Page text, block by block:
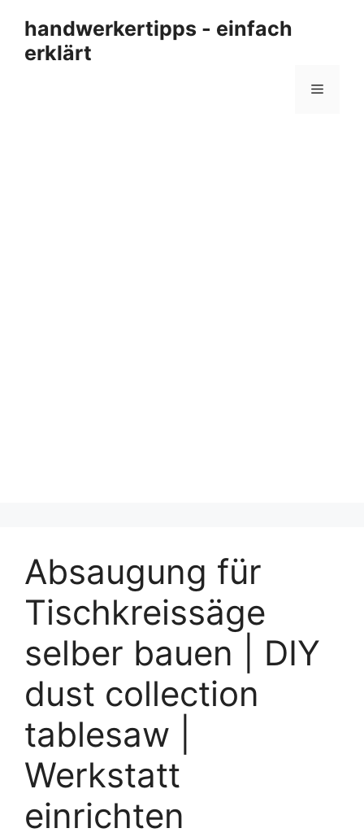
Inhalt
springen
handwerkertipps - einfach
erklärt
Menü
Absaugung für
Tischkreissäge
selber bauen | DIY
dust collection
tablesaw |
Werkstatt
einrichten